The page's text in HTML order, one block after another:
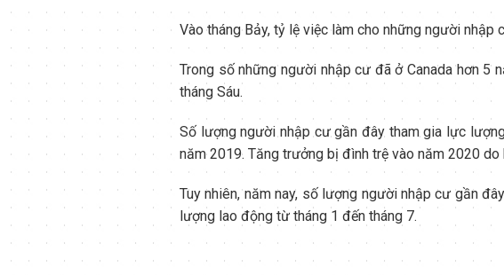
Vào tháng Bảy, tỷ lệ việc làm cho những người
Trong số những người nhập cư đã ở Canada hơn 5
tháng Sáu.
Số lượng người nhập cư gần đây tham gia lực
năm 2019. Tăng trưởng bị đình trệ vào năm 2020
Tuy nhiên, năm nay, số lượng người nhập cư gần
lượng lao động từ tháng 1 đến tháng 7.